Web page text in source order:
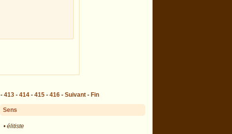
- 413 - 414 - 415 - 416 - Suivant - Fin
Sens
• élitiste